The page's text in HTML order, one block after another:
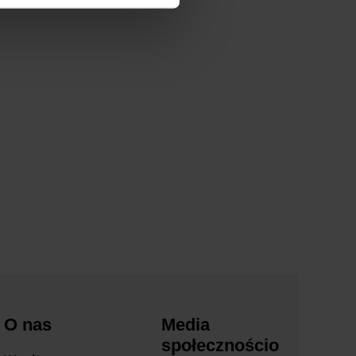
O nas
Media
społecznościo